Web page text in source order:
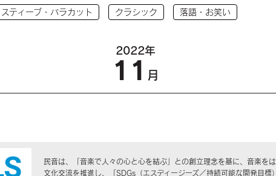
ティーブ・バラカット クラシック 落語・お笑い
2022年
11 月
民音は、「音楽で人々の心と心を結ぶ」との創立理念を基に、音楽を
文化交流を推進し、「SDGs（エスディージーズ／持続可能な開発目標